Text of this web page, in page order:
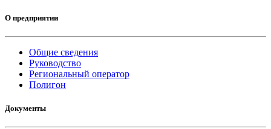
О предприятии
Общие сведения
Руководство
Региональный оператор
Полигон
Документы